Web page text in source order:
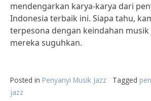
mendengarkan karya-karya dari
Indonesia terbaik ini. Siapa tahu,
terpesona dengan keindahan musik
mereka suguhkan.
Posted in Penyanyi Musik Jazz Tagged
jazz